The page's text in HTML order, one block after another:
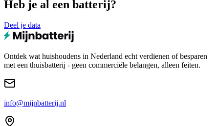
Heb je al een batterij?
Deel je data
Ontdek wat huishoudens in Nederland echt verdienen of besparen
met een thuisbatterij - geen commerciële belangen, alleen feiten.
info@mijnbatterij.nl